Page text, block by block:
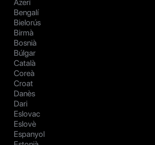
Azerí
Bengalí
Bielorús
Birmà
Bosnià
Búlgar
Català
Coreà
Croat
Danès
Dari
Eslovac
Eslovè
Espanyol